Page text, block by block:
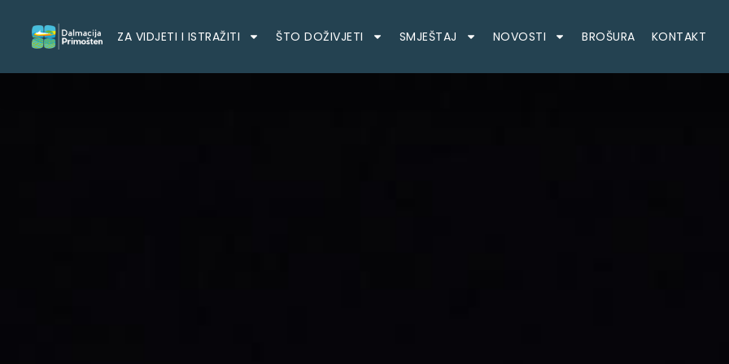
ZA VIDJETI I ISTRAŽITI ŠTO DOŽIVJETI SMJEŠTAJ NOVOSTI BROŠURA KONTAKT